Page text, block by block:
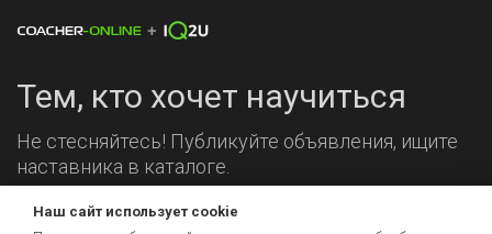
Тем, кто хочет научиться
Не стесняйтесь! Публикуйте объявления, ищите
наставника в каталоге.
Мы на связи!
Наш сайт использует cookie